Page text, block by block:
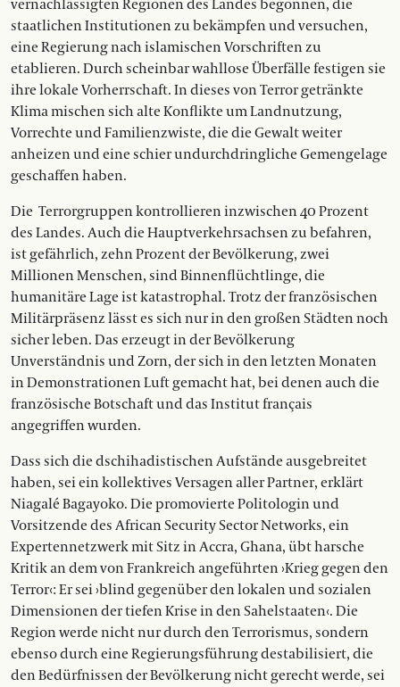
vernachlässigten Regionen des Landes begonnen, die
staatlichen Institutionen zu bekämpfen und versuchen,
eine Regierung nach islamischen Vorschriften zu
etablieren. Durch scheinbar wahllose Überfälle festigen sie
ihre lokale Vorherrschaft. In dieses von Terror getränkte
Klima mischen sich alte Konflikte um Landnutzung,
Vorrechte und Familienzwiste, die die Gewalt weiter
anheizen und eine schier undurchdringliche Gemengelage
geschaffen haben.
Die Terrorgruppen kontrollieren inzwischen 40 Prozent
des Landes. Auch die Hauptverkehrsachsen zu befahren,
ist gefährlich, zehn Prozent der Bevölkerung, zwei
Millionen Menschen, sind Binnenflüchtlinge, die
humanitäre Lage ist katastrophal. Trotz der französischen
Militärpräsenz lässt es sich nur in den großen Städten noch
sicher leben. Das erzeugt in der Bevölkerung
Unverständnis und Zorn, der sich in den letzten Monaten
in Demonstrationen Luft gemacht hat, bei denen auch die
französische Botschaft und das Institut français
angegriffen wurden.
Dass sich die dschihadistischen Aufstände ausgebreitet
haben, sei ein kollektives Versagen aller Partner, erklärt
Niagalé Bagayoko. Die promovierte Politologin und
Vorsitzende des African Security Sector Networks, ein
Expertennetzwerk mit Sitz in Accra, Ghana, übt harsche
Kritik an dem von Frankreich angeführten ›Krieg gegen den
Terror‹: Er sei ›blind gegenüber den lokalen und sozialen
Dimensionen der tiefen Krise in den Sahelstaaten‹. Die
Region werde nicht nur durch den Terrorismus, sondern
ebenso durch eine Regierungsführung destabilisiert, die
den Bedürfnissen der Bevölkerung nicht gerecht werde, sei